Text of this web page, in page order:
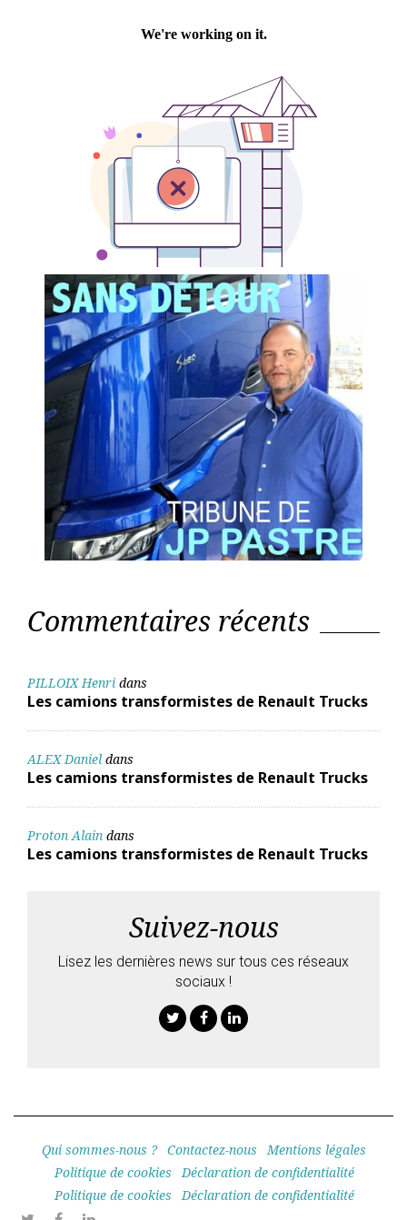
Commentaires récents
PILLOIX Henri dans
Les camions transformistes de Renault Trucks
ALEX Daniel dans
Les camions transformistes de Renault Trucks
Proton Alain dans
Les camions transformistes de Renault Trucks
Suivez-nous
Lisez les dernières news sur tous ces réseaux
sociaux !
Qui sommes-nous ? Contactez-nous
Mentions légales
Politique de cookies
Déclaration de confidentialité
Politique de cookies
Déclaration de confidentialité